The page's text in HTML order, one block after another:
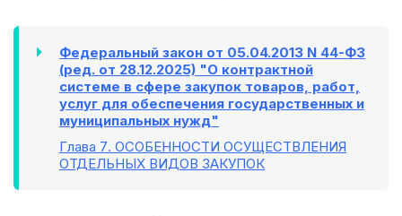
Федеральный закон от 05.04.2013 N 44-ФЗ
(ред. от 28.12.2025) "О контрактной
системе в сфере закупок товаров, работ,
услуг для обеспечения государственных и
муниципальных нужд"
Глава 7. ОСОБЕННОСТИ ОСУЩЕСТВЛЕНИЯ
ОТДЕЛЬНЫХ ВИДОВ ЗАКУПОК